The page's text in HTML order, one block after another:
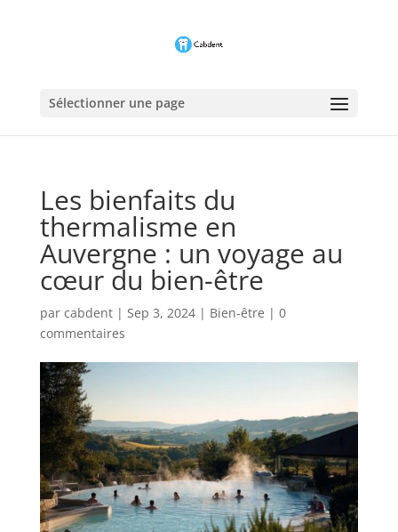
Sélectionner une page
Les bienfaits du
thermalisme en
Auvergne : un voyage au
cœur du bien-être
par cabdent| Sep 3, 2024| Bien-être | 0
commentaires